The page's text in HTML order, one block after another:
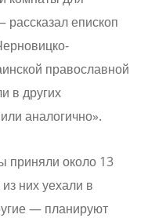
епископ
православной
в других
аналогично».
приняли около 13
них уехали в
— планируют